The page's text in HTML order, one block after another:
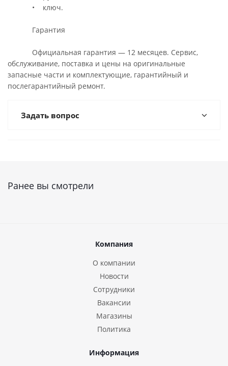
• ключ.
Гарантия
Официальная гарантия — 12 месяцев. Сервис,
обслуживание, поставка и цены на оригинальные
запасные части и комплектующие, гарантийный и
послегарантийный ремонт.
Задать вопрос
Ранее вы смотрели
Компания
О компании
Новости
Сотрудники
Вакансии
Магазины
Политика
Информация